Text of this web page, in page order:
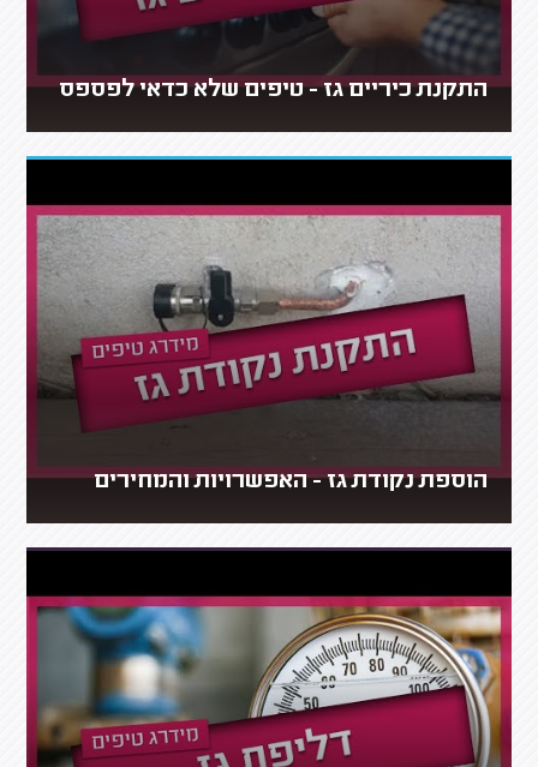
התקנת כיריים גז - טיפים שלא כדאי לפספס
הוספת נקודת גז - האפשרויות והמחירים